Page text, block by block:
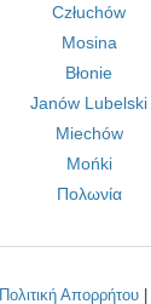
Człuchów
Mosina
Błonie
Janów Lubelski
Miechów
Mońki
Πολωνία
Πολιτική Απορρήτου|